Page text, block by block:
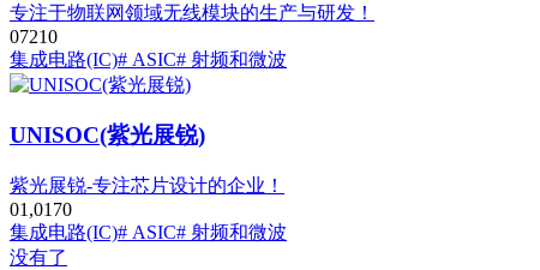
专注于物联网领域无线模块的生产与研发！
07210
集成电路(IC)# ASIC# 射频和微波
UNISOC(紫光展锐)
紫光展锐-专注芯片设计的企业！
01,0170
集成电路(IC)# ASIC# 射频和微波
没有了